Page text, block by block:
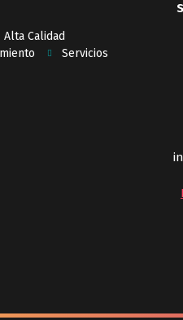
Alta Calidad
Servicios